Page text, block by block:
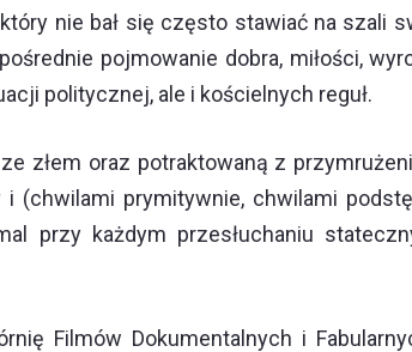
nie bał się często stawiać na szali
pojmowanie dobra, miłości,
politycznej, ale i kościelnych reguł.
złem oraz potraktowaną z
(chwilami prymitywnie, chwilami
przy każdym przesłuchaniu
Filmów Dokumentalnych i